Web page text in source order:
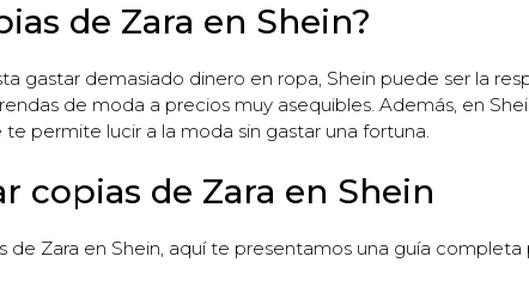
de Zara en Shein?
gastar demasiado dinero en ropa, Shein puede ser la
de moda a precios muy asequibles. Además, en
permite lucir a la moda sin gastar una fortuna.
copias de Zara en Shein
de Zara en Shein, aquí te presentamos una guía